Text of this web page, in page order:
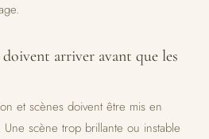
arriver avant que les
et scènes doivent être mis en
Une scène trop brillante ou instable